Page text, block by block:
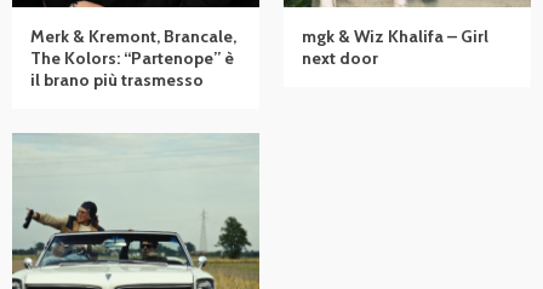
Merk & Kremont, Brancale,
The Kolors: “Partenope” è
il brano più trasmesso
mgk & Wiz Khalifa – Girl
next door